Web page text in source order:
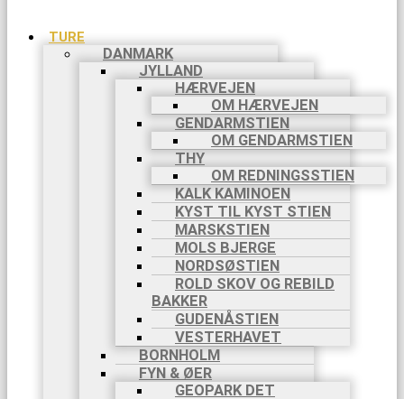
TURE
DANMARK
JYLLAND
HÆRVEJEN
OM HÆRVEJEN
GENDARMSTIEN
OM GENDARMSTIEN
THY
OM REDNINGSSTIEN
KALK KAMINOEN
KYST TIL KYST STIEN
MARSKSTIEN
MOLS BJERGE
NORDSØSTIEN
ROLD SKOV OG REBILD
BAKKER
GUDENÅSTIEN
VESTERHAVET
BORNHOLM
FYN & ØER
GEOPARK DET